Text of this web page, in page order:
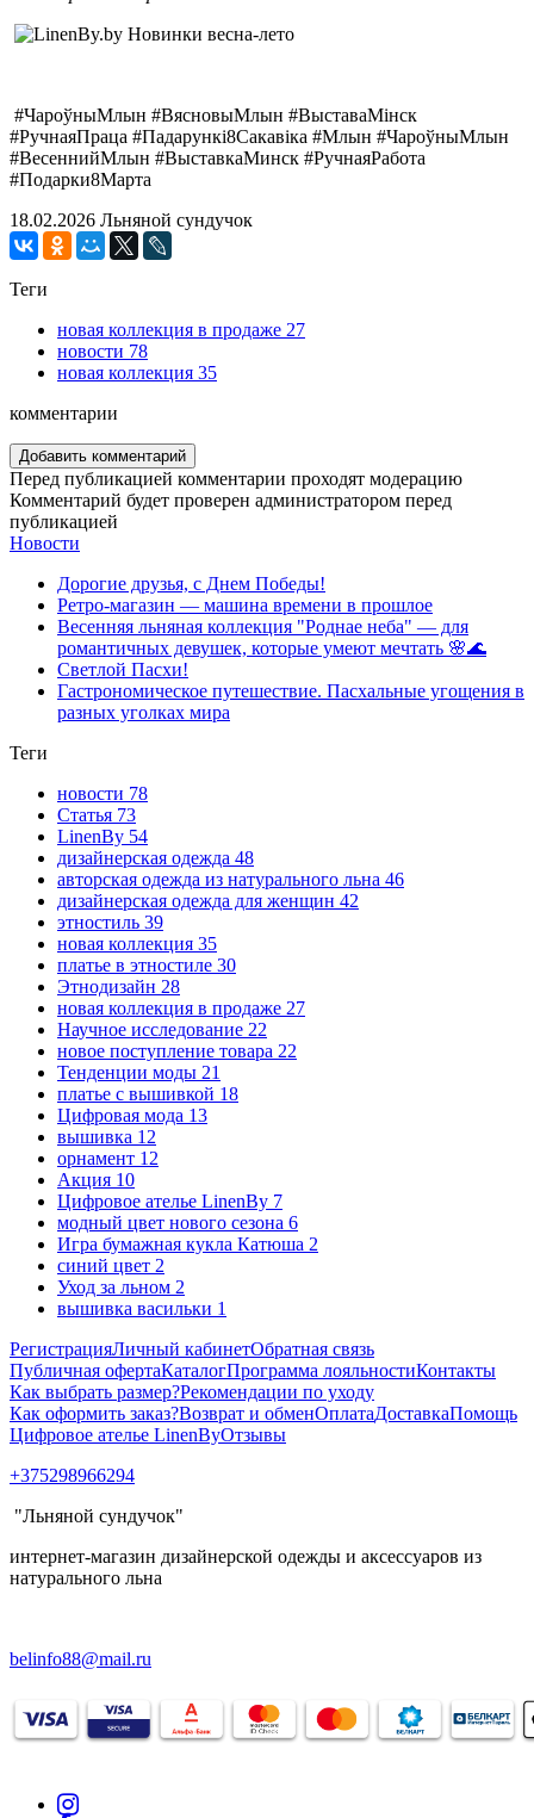
#ЧароўныМлын #ВясновыМлын #ВыставаМінск
#РучнаяПраца #Падарункі8Сакавіка #Млын #ЧароўныМлын
#ВесеннийМлын #ВыставкаМинск #РучнаяРабота
#Подарки8Марта
18.02.2026 Льняной сундучок
Теги
новая коллекция в продаже 27
новости 78
новая коллекция 35
комментарии
Добавить комментарий
Перед публикацией комментарии проходят модерацию
Комментарий будет проверен администратором перед
публикацией
Новости
Дорогие друзья, с Днем Победы!
Ретро-магазин — машина времени в прошлое
Весенняя льняная коллекция "Роднае неба" — для
романтичных девушек, которые умеют мечтать 🌸🌊
Светлой Пасхи!
Гастрономическое путешествие. Пасхальные угощения в
разных уголках мира
Теги
новости 78
Статья 73
LinenBy 54
дизайнерская одежда 48
авторская одежда из натурального льна 46
дизайнерская одежда для женщин 42
этностиль 39
новая коллекция 35
платье в этностиле 30
Этнодизайн 28
новая коллекция в продаже 27
Научное исследование 22
новое поступление товара 22
Тенденции моды 21
платье с вышивкой 18
Цифровая мода 13
вышивка 12
орнамент 12
Акция 10
Цифровое ателье LinenBy 7
модный цвет нового сезона 6
Игра бумажная кукла Катюша 2
синий цвет 2
Уход за льном 2
вышивка васильки 1
РегистрацияЛичный кабинетОбратная связь
Публичная офертаКаталогПрограмма лояльностиКонтакты
Как выбрать размер?Рекомендации по уходу
Как оформить заказ?Возврат и обменОплатаДоставкаПомощь
Цифровое ателье LinenByОтзывы
+375298966294
"Льняной сундучок"
интернет-магазин дизайнерской одежды и аксессуаров из
натурального льна
belinfo88@mail.ru